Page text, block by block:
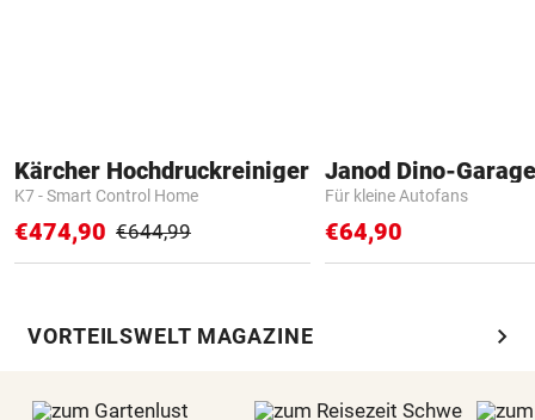
Kärcher Hochdruckreiniger
K7 - Smart Control Home
€474,90 €644,99
Janod Dino-Garage
Für kleine Autofans
€64,90
VORTEILSWELT MAGAZINE chevron_right